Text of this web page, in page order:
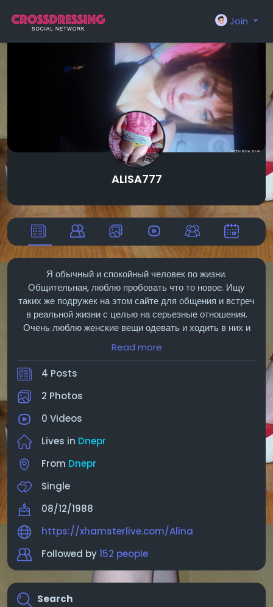
Join
ALISA777
Я обычный и спокойный человек по жизни.
Общительная, люблю пробовать что то новое. Ищу
таких же подружек на этом сайте для общения и встреч
в реальной жизни с целью на серьезные отношения.
Очень люблю женские вещи одевать и ходить в них и
чувствовать себя девочкой 💋 так что мои дорогие и
любимые кому я интересна и кто не против знакомства
пишите буду очень рада 💋💋💋
Read more
4 Posts
2 Photos
0 Videos
Lives in Dnepr
From Dnepr
Single
08/12/1988
https://xhamsterlive.com/Alina
Followed by152 people
Search